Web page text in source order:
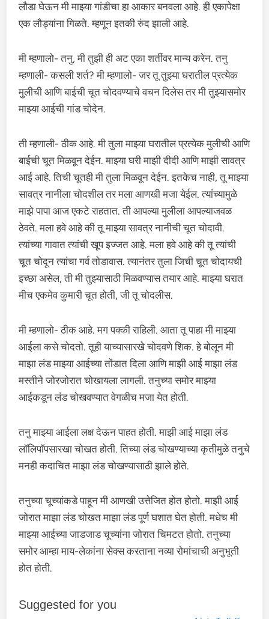
लौडा घेऊन मी माझ्या गांडीचा हा आकार बनवला आहे. ही एकापेक्षा
एक लौड्यांना गिळते. म्हणून इतकी रुंद झाली आहे.
मी म्हणालो- तनु, मी तुझी ही अट एका शर्तीवर मान्य करेन. तनु
म्हणाली- कसली शर्त? मी म्हणालो- जर तू तुझ्या घरातील प्रत्येक
मुलीची आणि बाईची चूत चोदवण्याचे वचन दिलेस तर मी तुझ्यासमोर
माझ्या आईची गांड चोदेन.
ती म्हणाली- ठीक आहे. मी तुला माझ्या घरातील प्रत्येक मुलीची आणि
बाईची चूत मिळवून देईन. माझ्या घरी माझी दीदी आणि माझी सावत्र
आई आहे. तिची चूतही मी तुला मिळवून देईन. इतकेच नाही, तू माझ्या
सावत्र नानीला चोदशील तर मला आणखी मजा येईल. त्यांच्यामुळे
माझे पापा आज एकटे राहतात. ती आपल्या मुलीला आपल्याजवळ
ठेवते. मला हवे आहे की तू माझ्या सावत्र नानीची चूत चोदावी.
त्यांच्या गावात त्यांची खूप इज्जत आहे. मला हवे आहे की तू त्यांची
चूत चोदून त्यांचा गर्व तोडावास. त्यानंतर तुला जिची चूत चोदायची
इच्छा असेल, ती मी तुझ्यासाठी मिळवण्यास तयार आहे. माझ्या घरात
मीच एकमेव कुमारी चूत होती, जी तू चोदलीस.
मी म्हणालो- ठीक आहे. मग पक्की राहिली. आता तू पाहा मी माझ्या
आईला कसे चोदतो. तूही याच्यासारखे चोदवणे शिक. हे बोलून मी
माझा लंड माझ्या आईच्या तोंडात दिला आणि माझी आई माझा लंड
मस्तीने जोरजोरात चोखायला लागली. तनुच्या समोर माझ्या
आईकडून लंड चोखवण्यात वेगळीच मजा येत होती.
तनु माझ्या आईला लक्ष देऊन पाहत होती. माझी आई माझा लंड
लॉलिपॉपसारखा चोखत होती. तिच्या लंड चोखण्याच्या कृतीमुळे तनुचे
मनही कदाचित माझा लंड चोखण्यासाठी झाले होते.
तनुच्या चूच्यांकडे पाहून मी आणखी उत्तेजित होत होतो. माझी आई
जोरात माझा लंड चोखत माझा लंड पूर्ण घशात घेत होती. मधेच मी
माझ्या आईच्या जाडजाड चूच्यांना जोरात चिमटत होतो. तनुच्या
समोर आम्हा माय-लेकांना सेक्स करताना नव्या रोमांचाची अनुभूती
होत होती.
Suggested for you